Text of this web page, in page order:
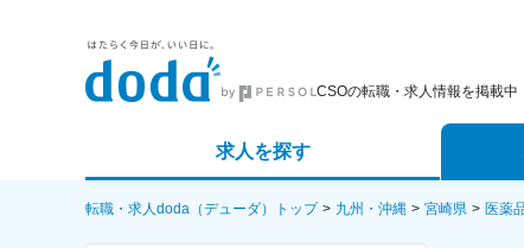
CSOの転職・求人情報を掲載中
求人を探す
詳細条件から探す エージ
転職・求人doda（デューダ）トップ 九州・沖縄 宮崎県 医薬